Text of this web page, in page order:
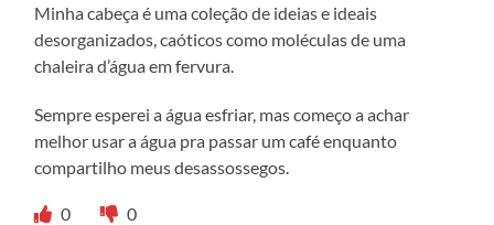
Minha cabeça é uma coleção de ideias e ideais
desorganizados, caóticos como moléculas de uma
chaleira d’água em fervura.
Sempre esperei a água esfriar, mas começo a achar
melhor usar a água pra passar um café enquanto
compartilho meus desassossegos.
0 0